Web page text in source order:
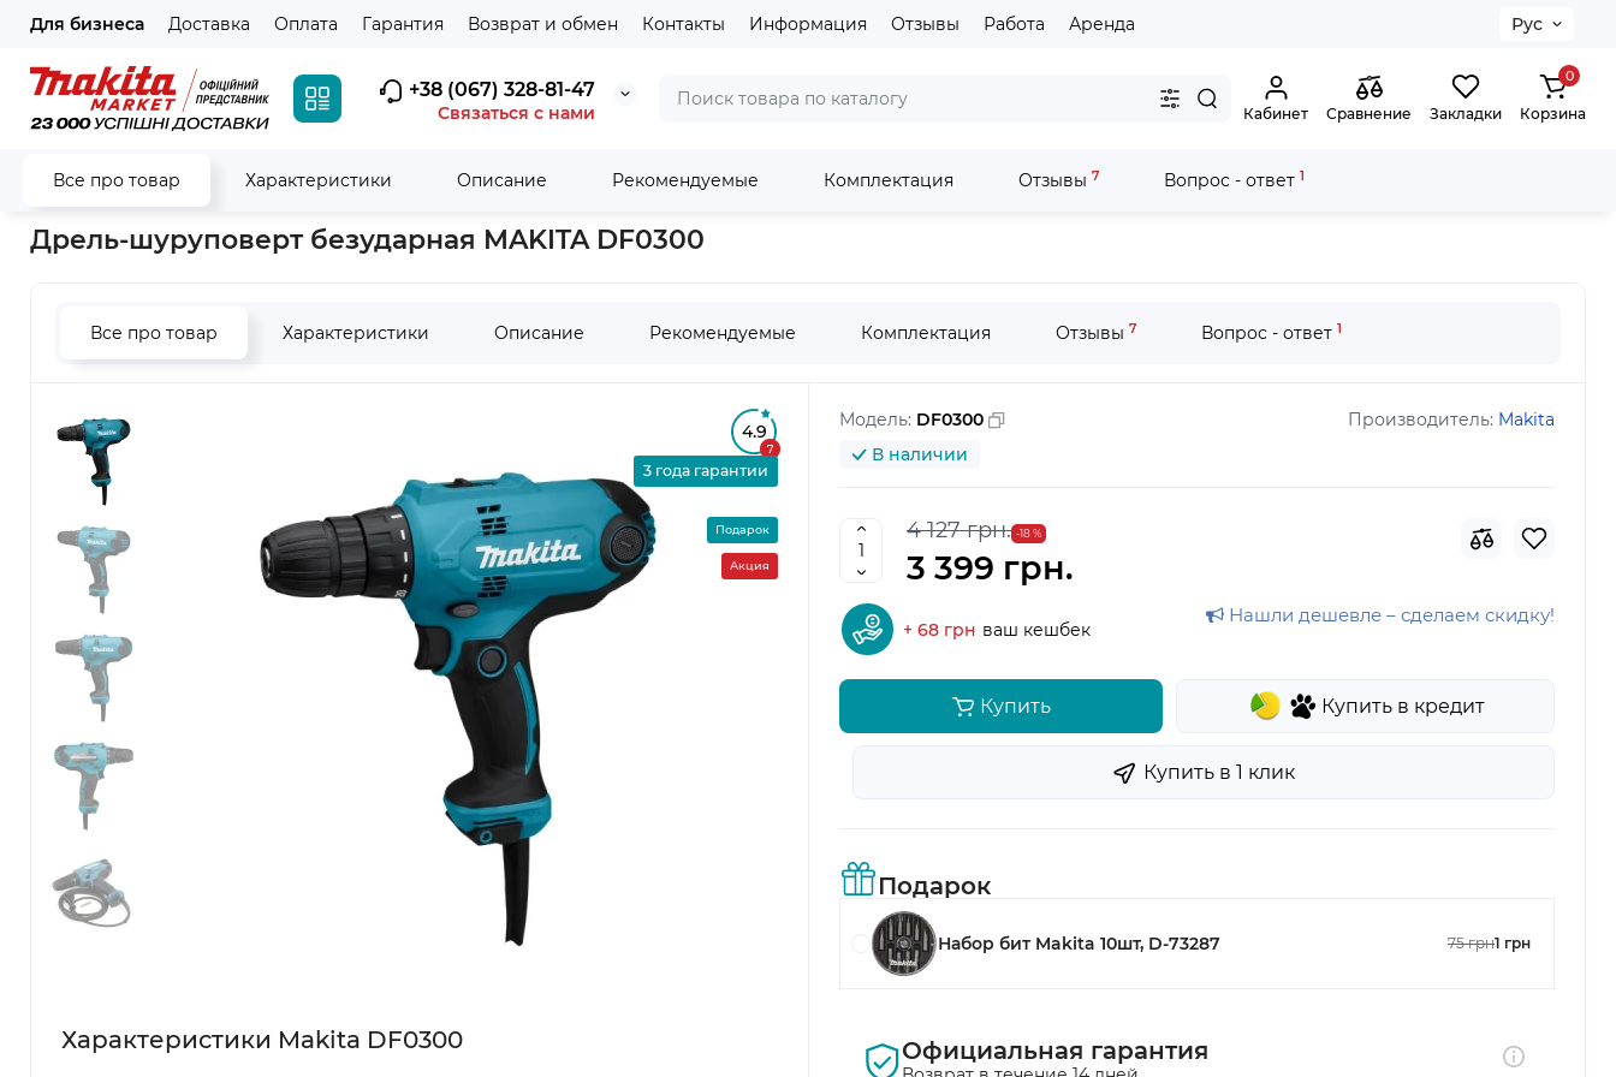
Для бизнеса Доставка Оплата Гарантия Возврат и обмен Контакты Информация Отзывы Работа Аренда Рус
+38 (067) 328-81-47
Связаться с нами Кабинет Сравнение Закладки
0
Корзина
Все про товар Характеристики Описание Рекомендуемые Комплектация Отзывы 7 Вопрос - ответ 1
Главная Электроинструмент Шуруповерты Дрель-шуруповерт безударная MAKITA DF0300
Дрель-шуруповерт безударная MAKITA DF0300
Все про товар Характеристики Описание Рекомендуемые Комплектация Отзывы 7 Вопрос - ответ 1
4.9
7
3 года гарантии
Подарок
Акция
Характеристики Makita DF0300
Модель: DF0300 Производитель: Makita
В наличии
Подарок
Набор бит Makita 10шт, D-73287 75 грн1 грн
4 127 грн. -18 %
3 399 грн.
+ 68 грн ваш кешбек
Нашли дешевле – сделаем скидку!
Купить Купить в кредит
Купить в 1 клик
Официальная гарантия